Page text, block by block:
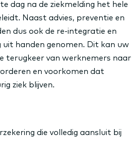
dag na de ziekmelding het hele
Naast advies, preventie en
dus ook de re-integratie en
uit handen genomen. Dit kan uw
terugkeer van werknemers naar
en voorkomen dat
ziek blijven.
die volledig aansluit bij